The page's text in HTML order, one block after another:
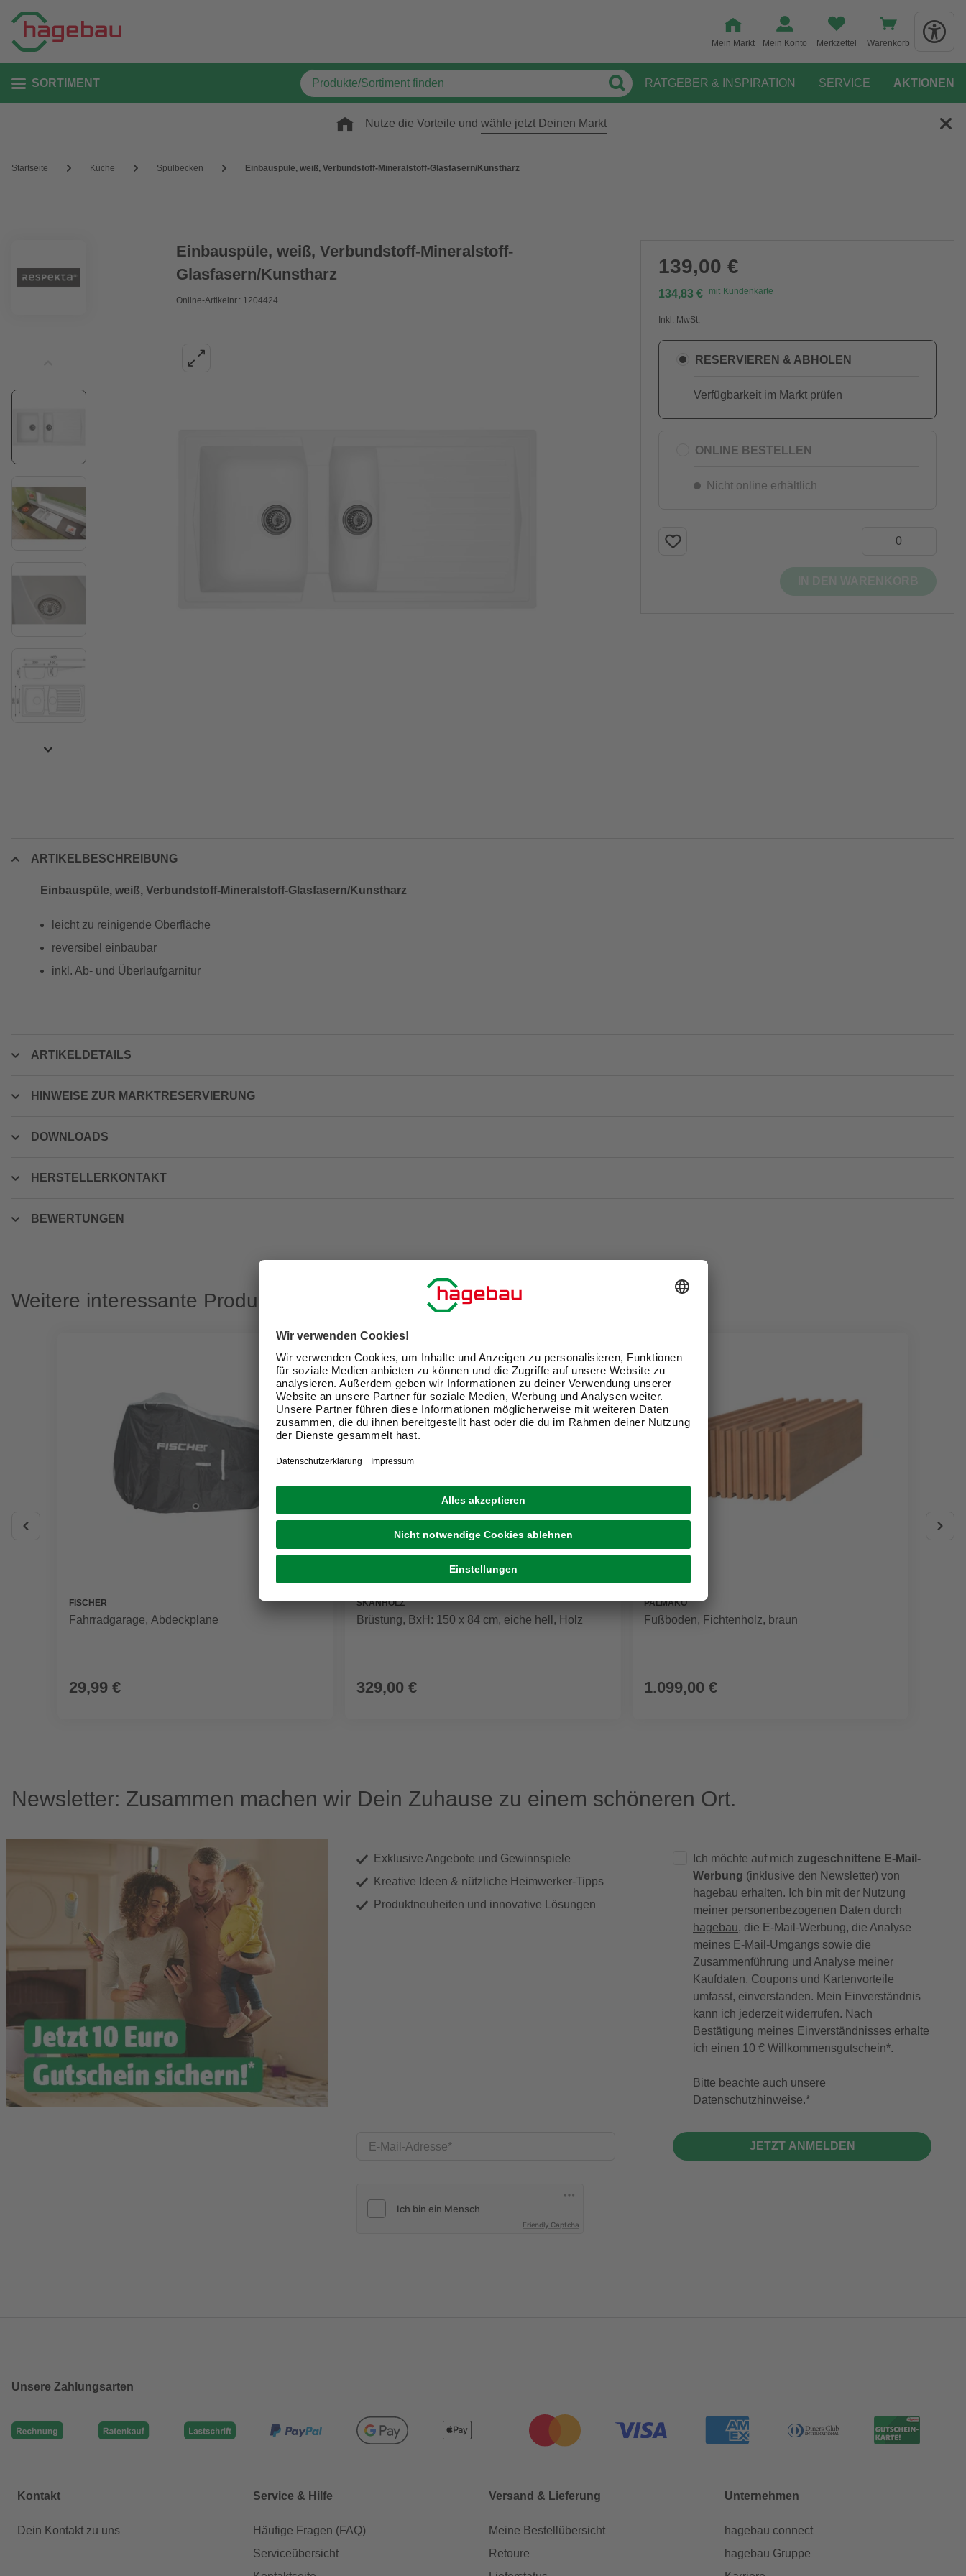
Mein Markt Mein Konto Merkzettel Warenkorb
SORTIMENT RATGEBER & INSPIRATION SERVICE AKTIONEN
Nutze die Vorteile und wähle jetzt Deinen Markt
Startseite Küche Spülbecken Einbauspüle, weiß, Verbundstoff-Mineralstoff-Glasfasern/Kunstharz
Einbauspüle, weiß, Verbundstoff-Mineralstoff-
Glasfasern/Kunstharz
Online-Artikelnr.: 1204424
139,00 €
134,83 € mit Kundenkarte
Inkl. MwSt.
RESERVIEREN & ABHOLEN
Verfügbarkeit im Markt prüfen
ONLINE BESTELLEN
Nicht online erhältlich
ARTIKELBESCHREIBUNG
Einbauspüle, weiß, Verbundstoff-Mineralstoff-Glasfasern/Kunstharz
leicht zu reinigende Oberfläche
reversibel einbaubar
inkl. Ab- und Überlaufgarnitur
ARTIKELDETAILS
HINWEISE ZUR MARKTRESERVIERUNG
DOWNLOADS
HERSTELLERKONTAKT
BEWERTUNGEN
Weitere interessante Produkte
FISCHER
Fahrradgarage, Abdeckplane
29,99 €
SKANHOLZ
Brüstung, BxH: 150 x 84 cm, eiche hell, Holz
329,00 €
PALMAKO
Fußboden, Fichtenholz, braun
1.099,00 €
Newsletter: Zusammen machen wir Dein Zuhause zu einem schöneren Ort.
Exklusive Angebote und Gewinnspiele
Kreative Ideen & nützliche Heimwerker-Tipps
Produktneuheiten und innovative Lösungen
E-Mail-Adresse
Friendly Captcha
Ich möchte auf mich zugeschnittene E-Mail-
Werbung (inklusive den Newsletter) von
hagebau erhalten. Ich bin mit der Nutzung
meiner personenbezogenen Daten durch
hagebau, die E-Mail-Werbung, die Analyse
meines E-Mail-Umgangs sowie die
Zusammenführung und Analyse meiner
Kaufdaten, Coupons und Kartenvorteile
umfasst, einverstanden. Mein Einverständnis
kann ich jederzeit widerrufen. Nach
Bestätigung meines Einverständnisses erhalte
ich einen 10 € Willkommensgutschein*.
Bitte beachte auch unsere
Datenschutzhinweise.
JETZT ANMELDEN
Unsere Zahlungsarten
Kontakt
Dein Kontakt zu uns
Service & Hilfe
Häufige Fragen (FAQ)
Serviceübersicht
Versand & Lieferung
Meine Bestellübersicht
Retoure
Unternehmen
hagebau connect
hagebau Gruppe